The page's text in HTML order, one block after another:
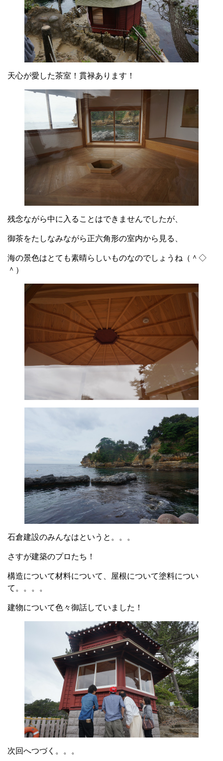
天心が愛した茶室！貫禄あります！
残念ながら中に入ることはできませんでしたが、
御茶をたしなみながら正六角形の室内から見る、
海の景色はとても素晴らしいものなのでしょうね（＾◇
＾）
石倉建設のみんなはというと。。。
さすが建築のプロたち！
構造について材料について、屋根について塗料につい
て。。。。
建物について色々御話していました！
次回へつづく。。。